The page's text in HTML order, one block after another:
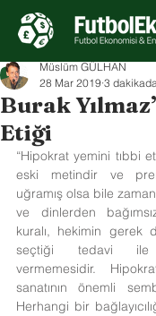
Burak
Etiği
Müslüm GÜLHAN
28 Mar 2019 3
“Hipokrat yemini tıbbi
eski metindir ve
uğramış olsa bile
ve dinlerden
kuralı, hekimin gerek
seçtiği tedavi ile
vermemesidir.
sanatının önemli
Herhangi bir